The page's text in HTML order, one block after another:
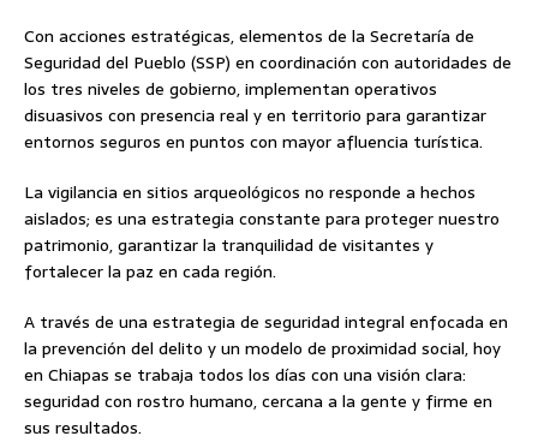
Con acciones estratégicas, elementos de la Secretaría de
Seguridad del Pueblo (SSP) en coordinación con autoridades de
los tres niveles de gobierno, implementan operativos
disuasivos con presencia real y en territorio para garantizar
entornos seguros en puntos con mayor afluencia turística.
La vigilancia en sitios arqueológicos no responde a hechos
aislados; es una estrategia constante para proteger nuestro
patrimonio, garantizar la tranquilidad de visitantes y
fortalecer la paz en cada región.
A través de una estrategia de seguridad integral enfocada en
la prevención del delito y un modelo de proximidad social, hoy
en Chiapas se trabaja todos los días con una visión clara:
seguridad con rostro humano, cercana a la gente y firme en
sus resultados.